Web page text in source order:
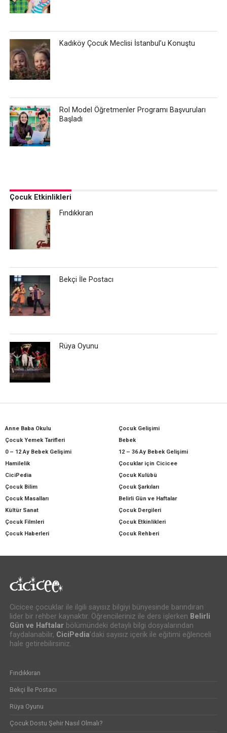
Kadıköy Çocuk Meclisi İstanbul’u Konuştu
Rol Model Öğretmenler Programı Başvuruları
Başladı
Çocuk Etkinlikleri
Fındıkkıran
Bekçi İle Postacı
Rüya Oyunu
Anne Baba Okulu
Çocuk Gelişimi
Çocuk Yemek Tarifleri
Bebek
0 – 12 Ay Bebek Gelişimi
12 – 36 Ay Bebek Gelişimi
Hamilelik
Çocuklar için Cicicee
CiciPedia
Çocuk Kulübü
Çocuk Bilim
Çocuk Şarkıları
Çocuk Masalları
Belirli Gün ve Haftalar
Kültür Sanat
Çocuk Dergileri
Çocuk Filmleri
Çocuk Etkinlikleri
Çocuk Haberleri
Çocuk Rehberi
Cicicee çocuklar ile ilgili sayısız bilgiyi bünyesinde barındıran
lider bir rehber kaynaktır. Öğrencileriniz ile ders işlerken Belirli
Gün ve Haftalarbölümündeki detaylı bilgi dosyalarından
faydalanabilir, CiciPedia’daki sayısız içerik ile eğitimi eğlenceli
hale getirebilirsiniz.
Fındıkkıran
Bekçi İle Postacı
Rüya Oyunu
Çocuk Dostu Şehir Nasıl Olmalı?